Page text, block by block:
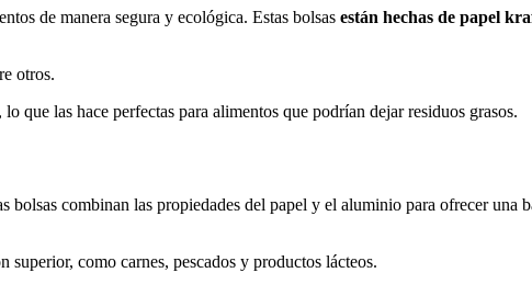
de manera segura y ecológica. Estas bolsas están hechas de papel
otros.
que las hace perfectas para alimentos que podrían dejar residuos grasos.
bolsas combinan las propiedades del papel y el aluminio para ofrecer una
como carnes, pescados y productos lácteos.